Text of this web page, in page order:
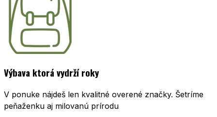
Výbava ktorá vydrží roky
V ponuke nájdeš len kvalitné overené značky. Šetríme
peňaženku aj milovanú prírodu